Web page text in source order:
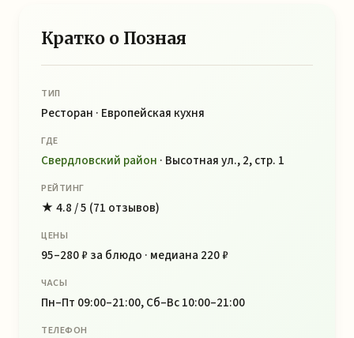
Кратко о Позная
ТИП
Ресторан · Европейская кухня
ГДЕ
Свердловский район · Высотная ул., 2, стр. 1
РЕЙТИНГ
★ 4.8 / 5 (71 отзывов)
ЦЕНЫ
95–280 ₽ за блюдо · медиана 220 ₽
ЧАСЫ
Пн–Пт 09:00–21:00, Сб–Вс 10:00–21:00
ТЕЛЕФОН